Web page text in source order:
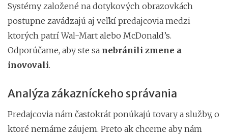
Systémy založené na dotykových obrazovkách
postupne zavádzajú aj veľkí predajcovia medzi
ktorých patrí Wal-Mart alebo McDonald’s.
Odporúčame, aby ste sa nebránili zmene a
inovovali.
Analýza zákazníckeho správania
Predajcovia nám častokrát ponúkajú tovary a služby, o
ktoré nemáme záujem. Preto ak chceme aby nám